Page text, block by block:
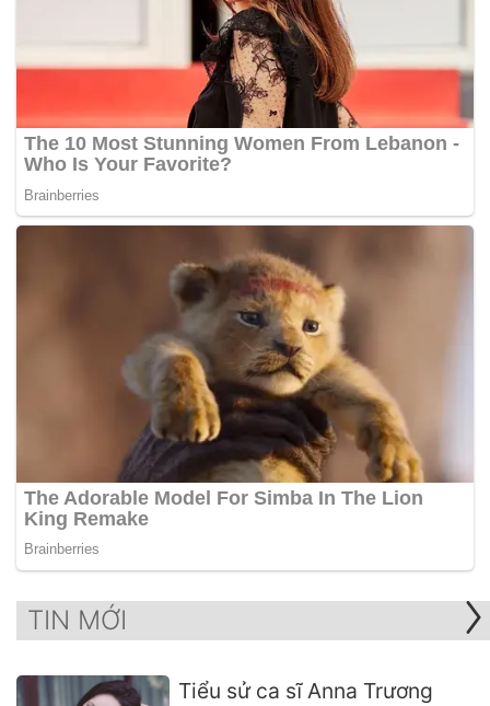
TIN MỚI
Tiểu sử ca sĩ Anna Trương